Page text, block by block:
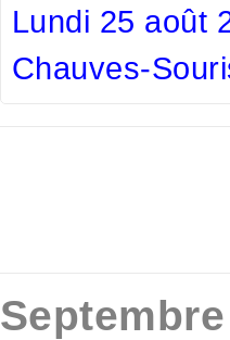
Lundi 25 août
Chauves-